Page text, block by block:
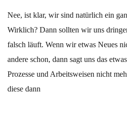
Nee, ist klar, wir sind natürlich ein
Wirklich? Dann sollten wir uns
falsch läuft. Wenn wir etwas Neues
andere schon, dann sagt uns das
Prozesse und Arbeitsweisen nicht
diese dann